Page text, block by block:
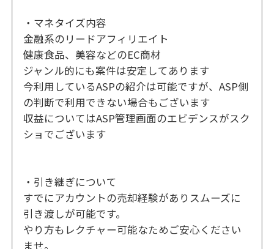
・マネタイズ内容
金融系のリードアフィリエイト
健康食品、美容などのEC商材
ジャンル的にも案件は安定してあります
今利用しているASPの紹介は可能ですが、ASP側
の判断で利用できない場合もございます
収益についてはASP管理画面のエビデンスがスク
ショでございます
・引き継ぎについて
すでにアカウントの売却経験がありスムーズに
引き渡しが可能です。
やり方もレクチャー可能なためご安心ください
ませ。